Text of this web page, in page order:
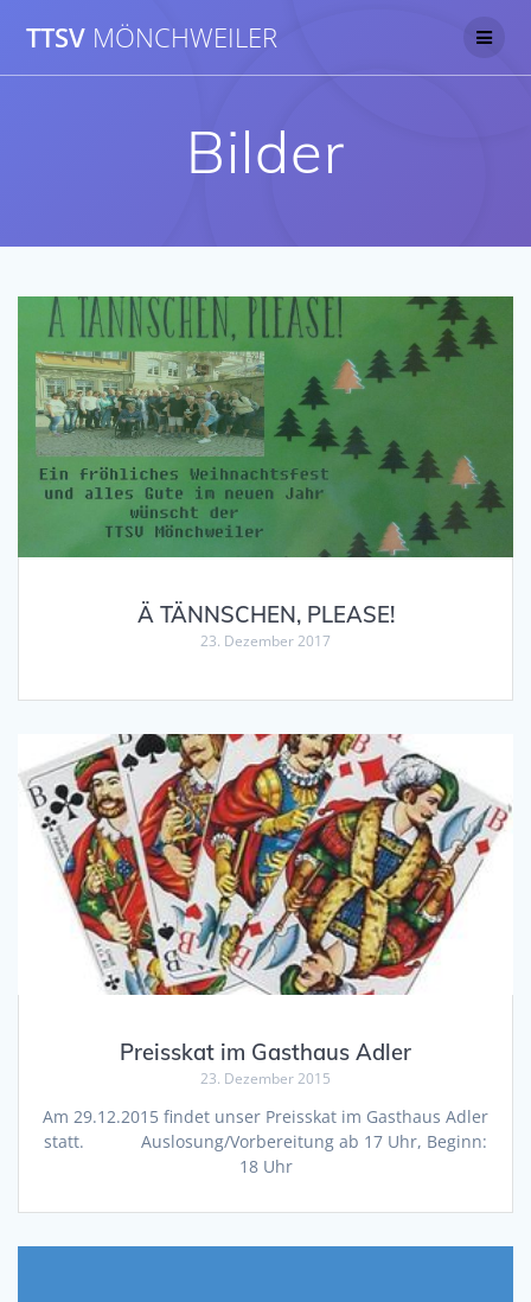
to
TTSV MÖNCHWEILER
Bilder
Ä TÄNNSCHEN, PLEASE!
23. Dezember 2017
Preisskat im Gasthaus Adler
23. Dezember 2015
Am 29.12.2015 findet unser Preisskat im Gasthaus Adler
statt. Auslosung/Vorbereitung ab 17 Uhr, Beginn:
18 Uhr